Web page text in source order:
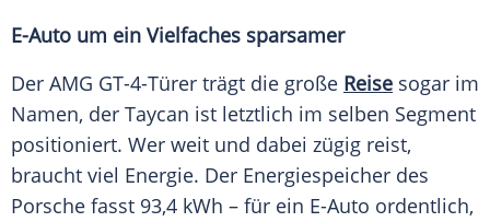
E-Auto um ein Vielfaches sparsamer
Der AMG GT-4-Türer trägt die große Reise sogar im
Namen, der Taycan ist letztlich im selben Segment
positioniert. Wer weit und dabei zügig reist,
braucht viel Energie. Der Energiespeicher des
Porsche fasst 93,4 kWh – für ein E-Auto ordentlich,